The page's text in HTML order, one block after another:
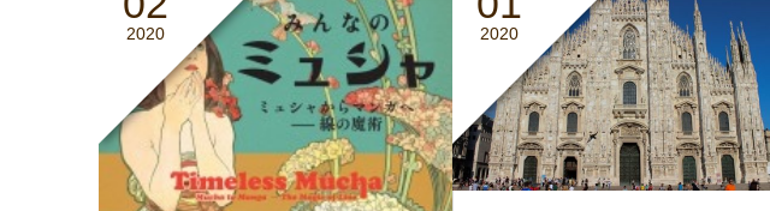
2020 2020